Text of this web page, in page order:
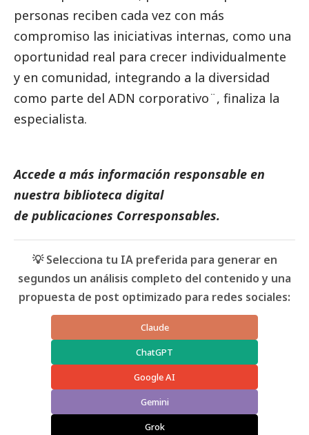
personas reciben cada vez con más
compromiso las iniciativas internas, como una
oportunidad real para crecer individualmente
y en comunidad, integrando a la diversidad
como parte del ADN corporativo¨, finaliza la
especialista.
Accede a más información responsable en
nuestra biblioteca digital
de publicaciones Corresponsables.
💡 Selecciona tu IA preferida para generar en
segundos un análisis completo del contenido y una
propuesta de post optimizado para redes sociales:
Claude
ChatGPT
Google AI
Gemini
Grok